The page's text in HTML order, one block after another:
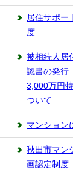
居住サポー
度
被相続人居
認書の発行
3,000万円
ついて
マンション
秋田市マン
画認定制度